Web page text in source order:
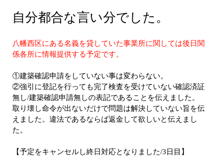
自分都合な言い分でした。
八幡西区にある名義を貸していた事業所に関しては後日関
係各所に情報提供する予定です。
①建築確認申請をしていない事は変わらない。
②強引に登記を行っても完了検査を受けていない確認済証
無し/建築確認申請無しの表記であることを伝えました。
取り壊し命令が出ないだけで問題は解決していない旨を伝
えました。違法であるならば返金して欲しいと伝えまし
た。
【予定をキャンセルし終日対応となりました/3日目】